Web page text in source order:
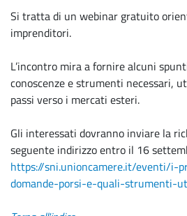
Si tratta di un webinar gratuito
imprenditori.
L’incontro mira a fornire alcuni
conoscenze e strumenti necessari,
passi verso i mercati esteri.
Gli interessati dovranno inviare la
seguente indirizzo entro il 16
https://sni.unioncamere.it/eventi/i-
domande-porsi-e-quali-strumenti-